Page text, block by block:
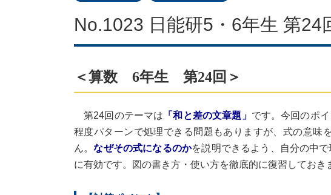
No.1023 日能研5・6年生 第24
＜算数 6年生 第24回＞
第24回のテーマは 「和と差の文章題」 です。今回のポ
程度パターンで処理できる問題もありますが、式の意味
ん。なぜその式になるのかを説明できるよう、自分の中
に有効です。図の書き方・使い方を徹底的に復習しておき